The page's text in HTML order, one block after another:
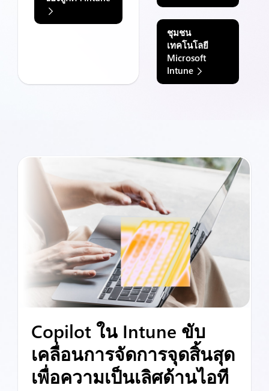
ชุมชน
เทคโนโลยี
Microsoft
Intune
Copilot ใน Intune ขับ
เคลื่อนการจัดการจุดสิ้นสุด
เพื่อความเป็นเลิศด้านไอที